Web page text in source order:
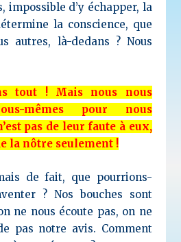
impossible d’y échapper, la
la conscience, que
autres, là-dedans ? Nous
tout ! Mais nous nous
mêmes pour nous
pas de leur faute à eux,
la nôtre seulement !
de fait, que pourrions-
? Nos bouches sont
ne nous écoute pas, on ne
pas notre avis. Comment